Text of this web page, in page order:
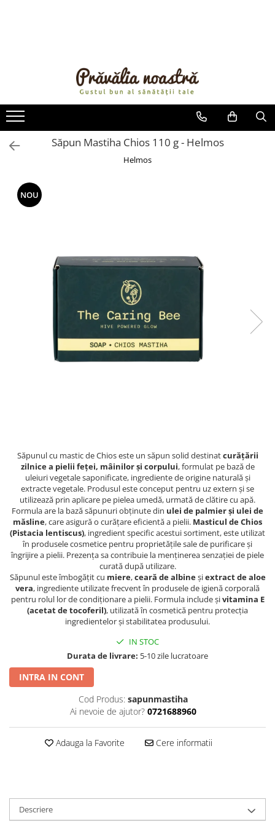
ULEIURI ȘI UNTURI
MĂSLINE
NUCI ȘI SEMINȚE
FRUCTE DESHIDRATATE
FRUCTE LA CONSERVĂ
OȚETURI ȘI SOSURI
OREZ ȘI CEREALE
CREME ȘI PASTE TARTINABILE
CEAIURI GRECEȘTI
CIOCOLATĂ ȘI CACAO
HEALTHY SNACKS
COSMETICE
REMEDII NATURISTE
TOATE PRODUSELE
Săpun Mastiha Chios 110 g - Helmos
Helmos
NOU
Săpunul cu mastic de Chios este un săpun solid destinatcurățării
zilnice a pielii feței, mâinilor și corpului, formulat pe bază de
uleiuri vegetale saponificate, ingrediente de origine naturală și
extracte vegetale. Produsul este conceput pentru uz extern și se
utilizează prin aplicare pe pielea umedă, urmată de clătire cu apă.
Formula are la bază săpunuri obținute din ulei de palmier și ulei de
măsline, care asigură o curățare eficientă a pielii. Masticul de Chios
(Pistacia lentiscus), ingredient specific acestui sortiment, este utilizat
în produsele cosmetice pentru proprietățile sale de purificare și
îngrijire a pielii. Prezența sa contribuie la menținerea senzației de piele
curată după utilizare.
Săpunul este îmbogățit cu miere,ceară de albineșiextract de aloe
vera, ingrediente utilizate frecvent în produsele de igienă corporală
pentru rolul lor de condiționare a pielii. Formula include șivitamina E
(acetat de tocoferil), utilizată în cosmetică pentru protecția
ingredientelor și stabilitatea produsului.
IN STOC
Durata de livrare: 5-10 zile lucratoare
INTRA IN CONT
Cod Produs: sapunmastiha
Ai nevoie de ajutor? 0721688960
Adauga la Favorite Cere informatii
Descriere